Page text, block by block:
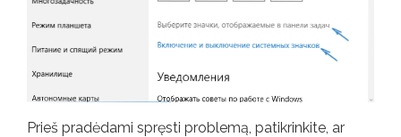
Prieš pradėdami spręsti problemą, patikrinkite, ar